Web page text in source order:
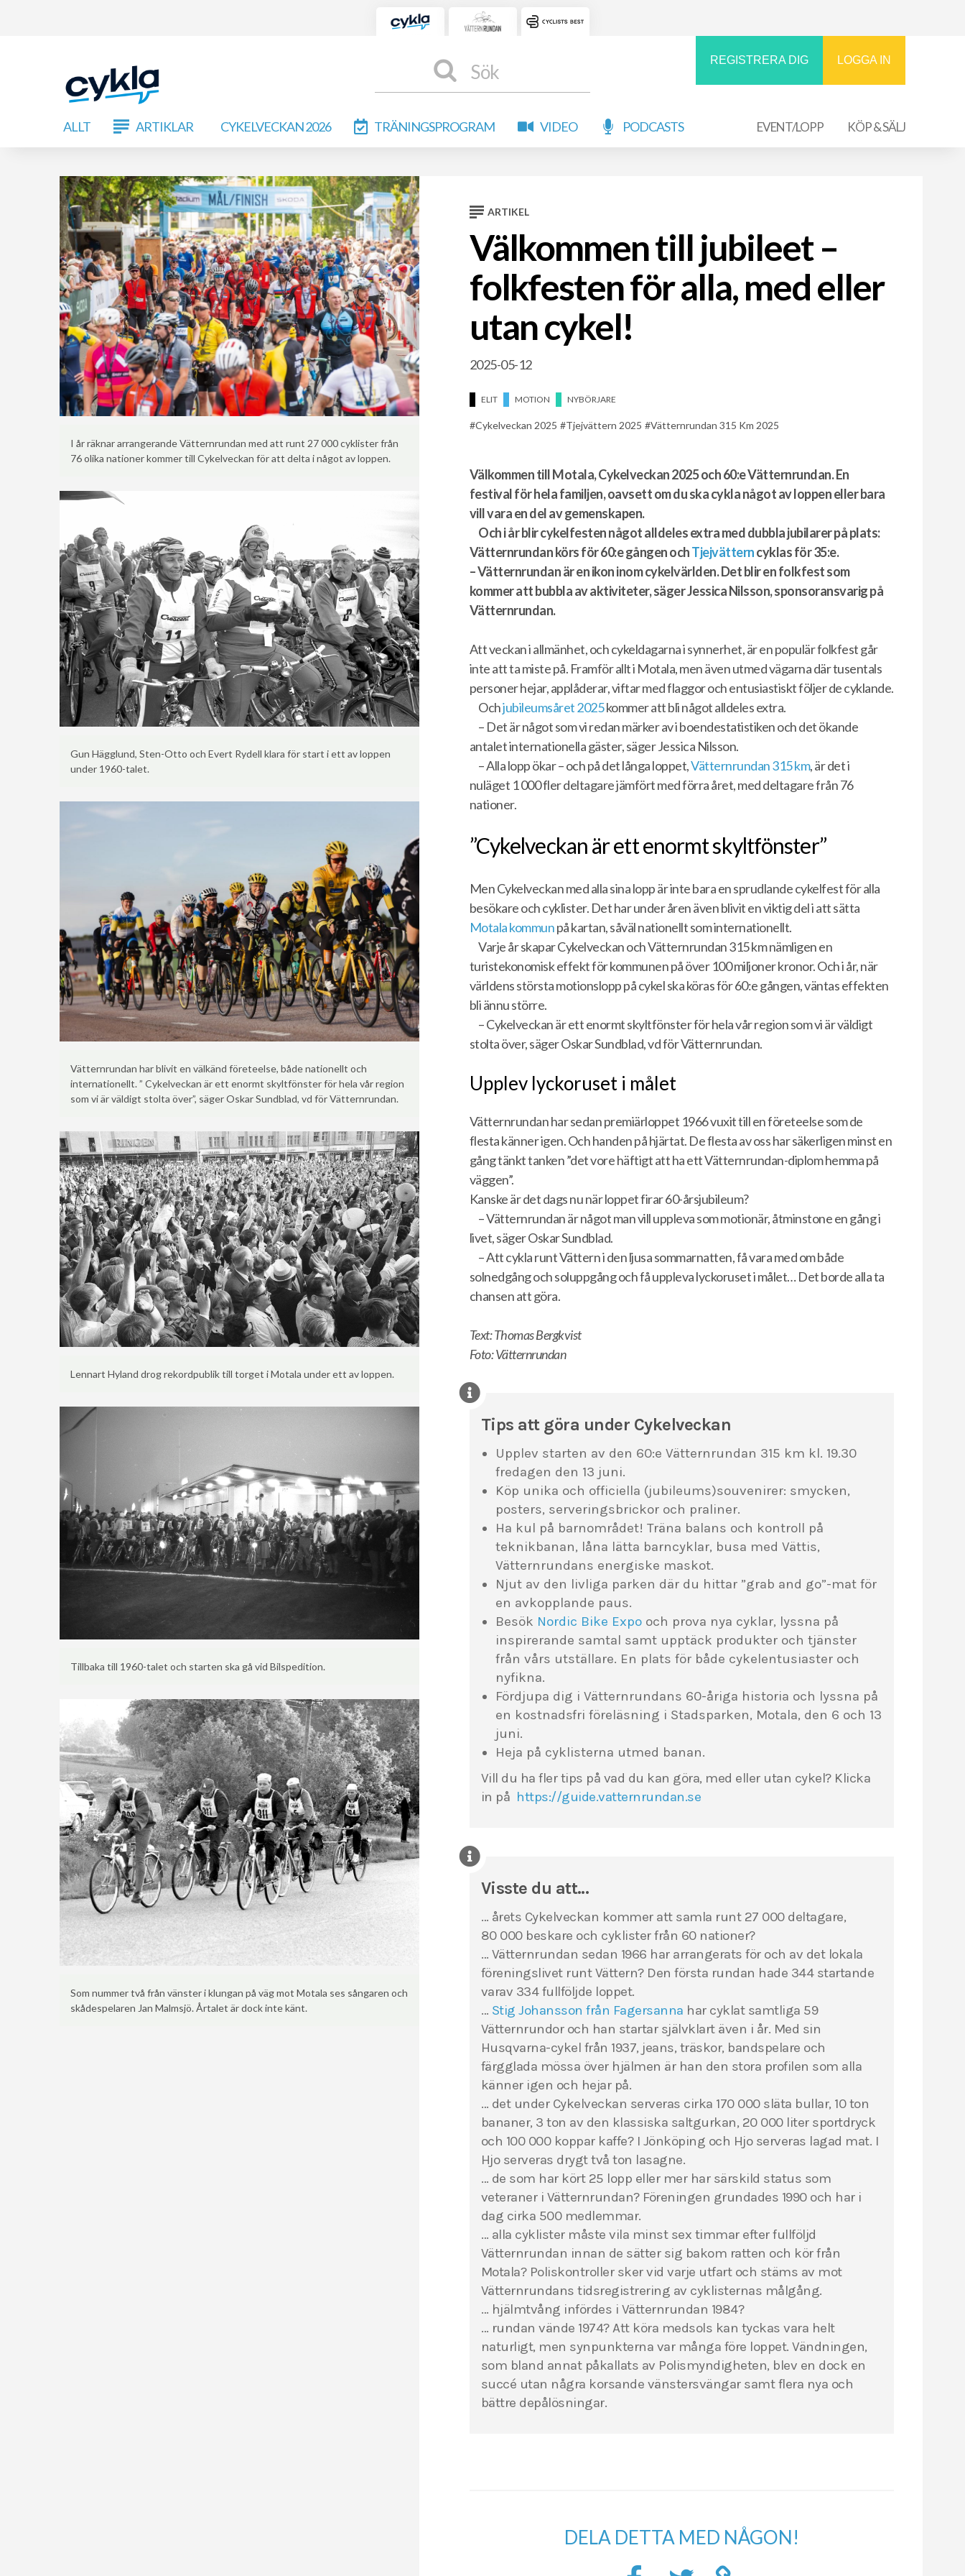
Sök
REGISTRERA DIG LOGGA IN
ALLT ARTIKLAR CYKELVECKAN 2026 TRÄNINGSPROGRAM VIDEO PODCASTS EVENT/LOPP KÖP & SÄLJ
ARTIKEL
Välkommen till jubileet –
folkfesten för alla, med eller
utan cykel!
2025-05-12
ELIT MOTION NYBÖRJARE
Cykelveckan 2025 Tjejvättern 2025 Vätternrundan 315 Km 2025
Välkommen till Motala, Cykelveckan 2025 och 60:e Vätternrundan. En
festival för hela familjen, oavsett om du ska cykla något av loppen eller bara
vill vara en del av gemenskapen.
Och i år blir cykelfesten något alldeles extra med dubbla jubilarer på plats:
Vätternrundan körs för 60:e gången ochTjejvätterncyklas för 35:e.
– Vätternrundan är en ikon inom cykelvärlden. Det blir en folkfest som
kommer att bubbla av aktiviteter, säger Jessica Nilsson, sponsoransvarig på
Vätternrundan.
Att veckan i allmänhet, och cykeldagarna i synnerhet, är en populär folkfest går
inte att ta miste på. Framför allt i Motala, men även utmed vägarna där tusentals
personer hejar, applåderar, viftar med flaggor och entusiastiskt följer de cyklande.
Ochjubileumsåret 2025kommer att bli något alldeles extra.
– Det är något som vi redan märker av i boendestatistiken och det ökande
antalet internationella gäster, säger Jessica Nilsson.
– Alla lopp ökar – och på det långa loppet,Vätternrundan 315 km, är det i
nuläget 1 000 fler deltagare jämfört med förra året, med deltagare från 76
nationer.
”Cykelveckan är ett enormt skyltfönster”
Men Cykelveckan med alla sina lopp är inte bara en sprudlande cykelfest för alla
besökare och cyklister. Det har under åren även blivit en viktig del i att sätta
Motala kommunpå kartan, såväl nationellt som internationellt.
Varje år skapar Cykelveckan och Vätternrundan 315 km nämligen en
turistekonomisk effekt för kommunen på över 100 miljoner kronor. Och i år, när
världens största motionslopp på cykel ska köras för 60:e gången, väntas effekten
bli ännu större.
– Cykelveckan är ett enormt skyltfönster för hela vår region som vi är väldigt
stolta över, säger Oskar Sundblad, vd för Vätternrundan.
Upplev lyckoruset i målet
Vätternrundan har sedan premiärloppet 1966 vuxit till en företeelse som de
flesta känner igen. Och handen på hjärtat. De flesta av oss har säkerligen minst en
gång tänkt tanken ”det vore häftigt att ha ett Vätternrundan-diplom hemma på
väggen”.
Kanske är det dags nu när loppet firar 60-årsjubileum?
– Vätternrundan är något man vill uppleva som motionär, åtminstone en gång i
livet, säger Oskar Sundblad.
– Att cykla runt Vättern i den ljusa sommarnatten, få vara med om både
solnedgång och soluppgång och få uppleva lyckoruset i målet… Det borde alla ta
chansen att göra.
Text: Thomas Bergkvist
Foto: Vätternrundan
Tips att göra under Cykelveckan
Upplev starten av den 60:e Vätternrundan 315 km kl. 19.30
fredagen den 13 juni.
Köp unika och officiella (jubileums)souvenirer: smycken,
posters, serveringsbrickor och praliner.
Ha kul på barnområdet! Träna balans och kontroll på
teknikbanan, låna lätta barncyklar, busa med Vättis,
Vätternrundans energiske maskot.
Njut av den livliga parken där du hittar ”grab and go”-mat för
en avkopplande paus.
Besök Nordic Bike Expooch prova nya cyklar, lyssna på
inspirerande samtal samt upptäck produkter och tjänster
från vårs utställare. En plats för både cykelentusiaster och
nyfikna.
Fördjupa dig i Vätternrundans 60-åriga historia och lyssna på
en kostnadsfri föreläsning i Stadsparken, Motala, den 6 och 13
juni.
Heja på cyklisterna utmed banan.
Vill du ha fler tips på vad du kan göra, med eller utan cykel? Klicka
in på https://guide.vatternrundan.se
Visste du att…
… årets Cykelveckan kommer att samla runt 27 000 deltagare,
80 000 beskare och cyklister från 60 nationer?
… Vätternrundan sedan 1966 har arrangerats för och av det lokala
föreningslivet runt Vättern? Den första rundan hade 344 startande
varav 334 fullföljde loppet.
… Stig Johansson från Fagersanna har cyklat samtliga 59
Vätternrundor och han startar självklart även i år. Med sin
Husqvarna-cykel från 1937, jeans, träskor, bandspelare och
färgglada mössa över hjälmen är han den stora profilen som alla
känner igen och hejar på.
… det under Cykelveckan serveras cirka 170 000 släta bullar, 10 ton
bananer, 3 ton av den klassiska saltgurkan, 20 000 liter sportdryck
och 100 000 koppar kaffe? I Jönköping och Hjo serveras lagad mat. I
Hjo serveras drygt två ton lasagne.
… de som har kört 25 lopp eller mer har särskild status som
veteraner i Vätternrundan? Föreningen grundades 1990 och har i
dag cirka 500 medlemmar.
… alla cyklister måste vila minst sex timmar efter fullföljd
Vätternrundan innan de sätter sig bakom ratten och kör från
Motala? Poliskontroller sker vid varje utfart och stäms av mot
Vätternrundans tidsregistrering av cyklisternas målgång.
… hjälmtvång infördes i Vätternrundan 1984?
… rundan vände 1974? Att köra medsols kan tyckas vara helt
naturligt, men synpunkterna var många före loppet. Vändningen,
som bland annat påkallats av Polismyndigheten, blev en dock en
succé utan några korsande vänstersvängar samt flera nya och
bättre depålösningar.
DELA DETTA MED NÅGON!
I år räknar arrangerande Vätternrundan med att runt 27 000 cyklister från
76 olika nationer kommer till Cykelveckan för att delta i något av loppen.
Gun Hägglund, Sten-Otto och Evert Rydell klara för start i ett av loppen
under 1960-talet.
Vätternrundan har blivit en välkänd företeelse, både nationellt och
internationellt. ” Cykelveckan är ett enormt skyltfönster för hela vår region
som vi är väldigt stolta över”, säger Oskar Sundblad, vd för Vätternrundan.
Lennart Hyland drog rekordpublik till torget i Motala under ett av loppen.
Tillbaka till 1960-talet och starten ska gå vid Bilspedition.
Som nummer två från vänster i klungan på väg mot Motala ses sångaren och
skådespelaren Jan Malmsjö. Årtalet är dock inte känt.